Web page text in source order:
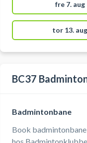
Ketcher kan lånes
inspektørerne. Sko
fre 7. aug
tor 13. aug
BC37
Badmintonbane
Book